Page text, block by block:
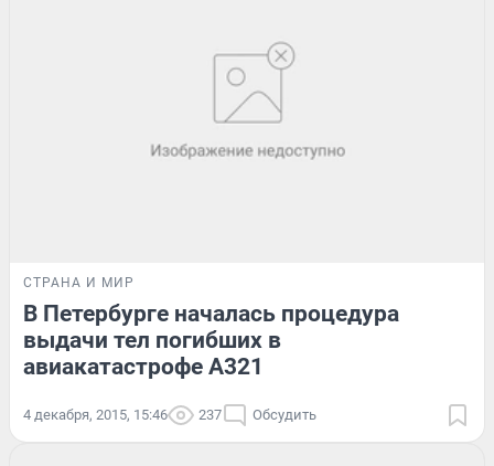
СТРАНА И МИР
В Петербурге началась процедура
выдачи тел погибших в
авиакатастрофе А321
4 декабря, 2015, 15:46 237 Обсудить